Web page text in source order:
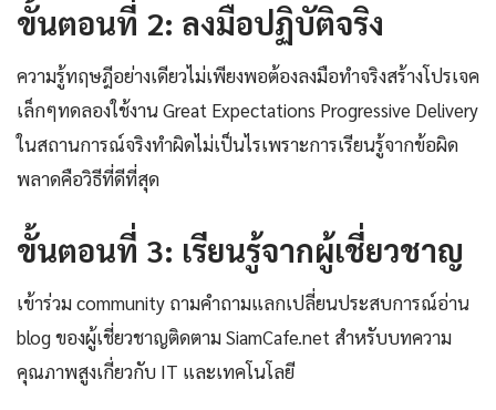
ขั้นตอนที่ 2: ลงมือปฏิบัติจริง
ความรู้ทฤษฎีอย่างเดียวไม่เพียงพอต้องลงมือทำจริงสร้างโปรเจค
เล็กๆทดลองใช้งาน Great Expectations Progressive Delivery
ในสถานการณ์จริงทำผิดไม่เป็นไรเพราะการเรียนรู้จากข้อผิด
พลาดคือวิธีที่ดีที่สุด
ขั้นตอนที่ 3: เรียนรู้จากผู้เชี่ยวชาญ
เข้าร่วม community ถามคำถามแลกเปลี่ยนประสบการณ์อ่าน
blog ของผู้เชี่ยวชาญติดตาม SiamCafe.net สำหรับบทความ
คุณภาพสูงเกี่ยวกับ IT และเทคโนโลยี